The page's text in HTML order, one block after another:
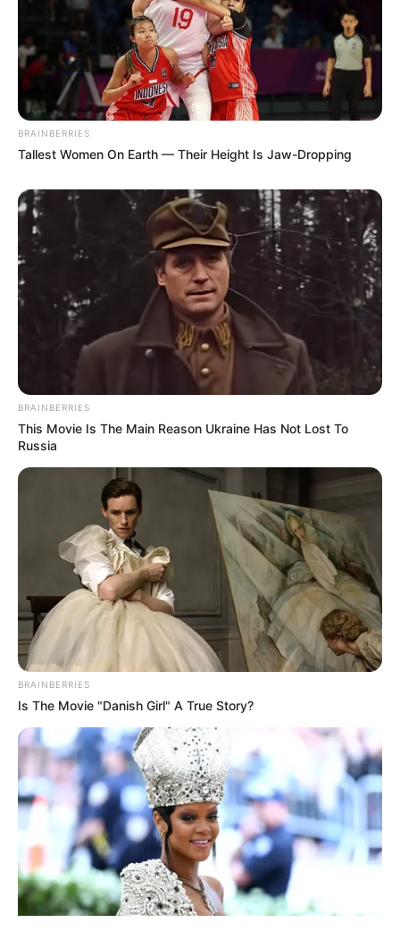
TAGS
ΤΑΥΤΟΤΗΤΑ ΚΑΙ ΕΠΙΚΟΙΝΩΝΙΑ
© 2025 EVIANEWS του Γιώργου Κουτσελίνη
BRAINBERRIES
Tallest Women On Earth — Their Height Is Jaw-Dropping
BRAINBERRIES
This Movie Is The Main Reason Ukraine Has Not Lost To
Russia
BRAINBERRIES
Is The Movie "Danish Girl" A True Story?